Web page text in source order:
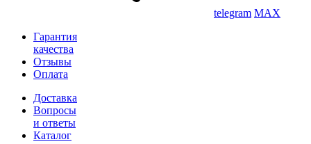
telegram MAX
Гарантия
качества
Отзывы
Оплата
Доставка
Вопросы
и ответы
Каталог